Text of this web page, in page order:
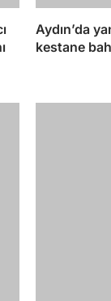
Aydın’da
kestane